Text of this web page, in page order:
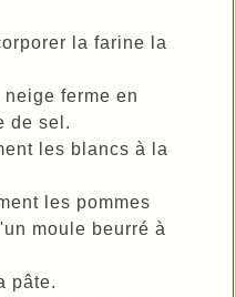
la farine la
ferme en
de sel.
les blancs à la
les pommes
moule beurré à
pâte.